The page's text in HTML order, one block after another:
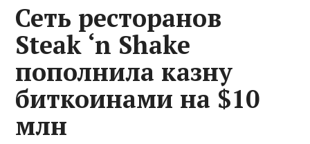
Сеть ресторанов
Steak ‘n Shake
пополнила казну
биткоинами на $10
млн